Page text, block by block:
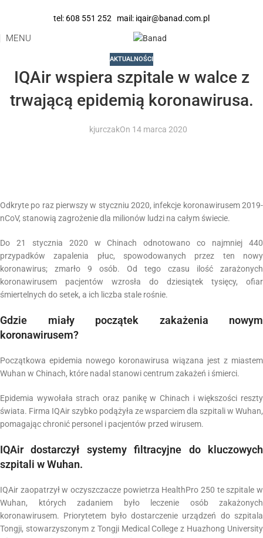
tel: 608 551 252 mail: iqair@banad.com.pl
MENU
AKTUALNOŚCI
IQAir wspiera szpitale w walce z
trwającą epidemią koronawirusa.
kjurczakOn 14 marca 2020
Odkryte po raz pierwszy w styczniu 2020, infekcje koronawirusem 2019-
nCoV, stanowią zagrożenie dla milionów ludzi na całym świecie.
Do 21 stycznia 2020 w Chinach odnotowano co najmniej 440
przypadków zapalenia płuc, spowodowanych przez ten nowy
koronawirus; zmarło 9 osób. Od tego czasu ilość zarażonych
koronawirusem pacjentów wzrosła do dziesiątek tysięcy, ofiar
śmiertelnych do setek, a ich liczba stale rośnie.
Gdzie miały początek zakażenia nowym
koronawirusem?
Początkowa epidemia nowego koronawirusa wiązana jest z miastem
Wuhan w Chinach, które nadal stanowi centrum zakażeń i śmierci.
Epidemia wywołała strach oraz panikę w Chinach i większości reszty
świata. Firma IQAir szybko podążyła ze wsparciem dla szpitali w Wuhan,
pomagając chronić personel i pacjentów przed wirusem.
IQAir dostarczył systemy filtracyjne do kluczowych
szpitali w Wuhan.
IQAir zaopatrzył w oczyszczacze powietrza HealthPro 250 te szpitale w
Wuhan, których zadaniem było leczenie osób zakażonych
koronawirusem. Priorytetem było dostarczenie urządzeń do szpitala
Tongji, stowarzyszonym z Tongji Medical College z Huazhong University